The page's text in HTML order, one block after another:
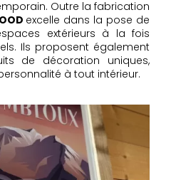
Outre la fabrication
excelle dans la pose de
extérieurs à la fois
Ils proposent également
de décoration uniques,
à tout intérieur.